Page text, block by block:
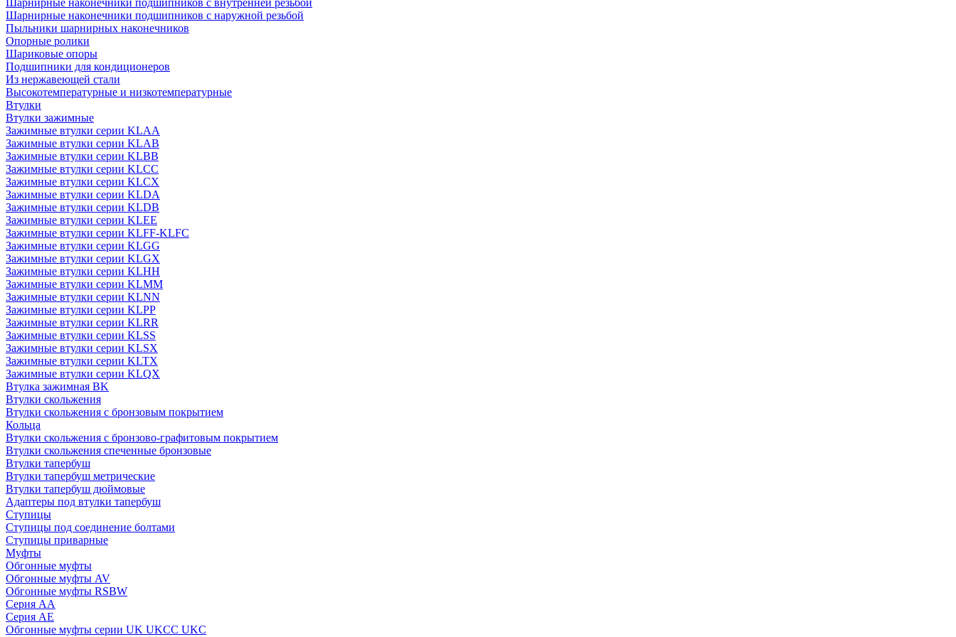
Шарнирные наконечники подшипников с внутренней резьбой
Шарнирные наконечники подшипников с наружной резьбой
Пыльники шарнирных наконечников
Опорные ролики
Шариковые опоры
Подшипники для кондиционеров
Из нержавеющей стали
Высокотемпературные и низкотемпературные
Втулки
Втулки зажимные
Зажимные втулки серии KLAA
Зажимные втулки серии KLAB
Зажимные втулки серии KLBB
Зажимные втулки серии KLCC
Зажимные втулки серии KLCX
Зажимные втулки серии KLDA
Зажимные втулки серии KLDB
Зажимные втулки серии KLEE
Зажимные втулки серии KLFF-KLFC
Зажимные втулки серии KLGG
Зажимные втулки серии KLGX
Зажимные втулки серии KLHH
Зажимные втулки серии KLMM
Зажимные втулки серии KLNN
Зажимные втулки серии KLPP
Зажимные втулки серии KLRR
Зажимные втулки серии KLSS
Зажимные втулки серии KLSX
Зажимные втулки серии KLTX
Зажимные втулки серии KLQX
Втулка зажимная BK
Втулки скольжения
Втулки скольжения с бронзовым покрытием
Кольца
Втулки скольжения с бронзово-графитовым покрытием
Втулки скольжения спеченные бронзовые
Втулки тапербуш
Втулки тапербуш метрические
Втулки тапербуш дюймовые
Адаптеры под втулки тапербуш
Ступицы
Ступицы под соединение болтами
Ступицы приварные
Муфты
Обгонные муфты
Обгонные муфты AV
Обгонные муфты RSBW
Серия AA
Серия AE
Обгонные муфты серии UK UKCC UKC